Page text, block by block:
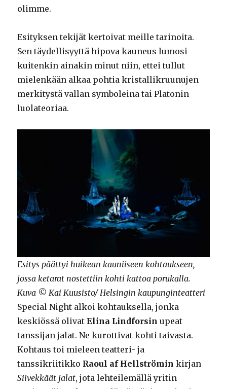
olimme.
Esityksen tekijät kertoivat meille tarinoita.
Sen täydellisyyttä hipova kauneus lumosi
kuitenkin ainakin minut niin, ettei tullut
mielenkään alkaa pohtia kristallikruunujen
merkitystä vallan symboleina tai Platonin
luolateoriaa.
Esitys päättyi huikean kauniiseen kohtaukseen,
jossa ketarat nostettiin kohti kattoa porukalla.
Kuva © Kai Kuusisto/ Helsingin kaupunginteatteri
Special Night alkoi kohtauksella, jonka
keskiössä olivatElina Lindforsin upeat
tanssijan jalat. Ne kurottivat kohti taivasta.
Kohtaus toi mieleen teatteri- ja
tanssikriitikko Raoul af Hellströmin kirjan
Siivekkäät jalat, jota lehteilemällä yritin